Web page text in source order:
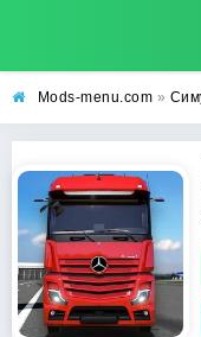
Mods-menu.com »